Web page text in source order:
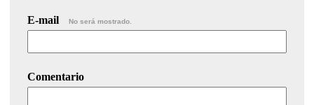
E-mail No será mostrado.
Comentario